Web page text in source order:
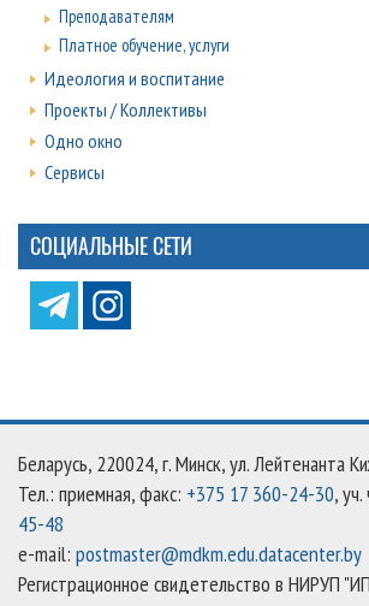
Преподавателям
Платное обучение, услуги
Идеология и воспитание
Проекты / Коллективы
Одно окно
Сервисы
СОЦИАЛЬНЫЕ СЕТИ
Беларусь, 220024, г. Минск, ул. Лейтенанта
Тел.: приемная, факс: +375 17 360-24-30, уч.
45-48
e-mail: postmaster@mdkm.edu.datacenter.by
Регистрационное свидетельство в НИРУП